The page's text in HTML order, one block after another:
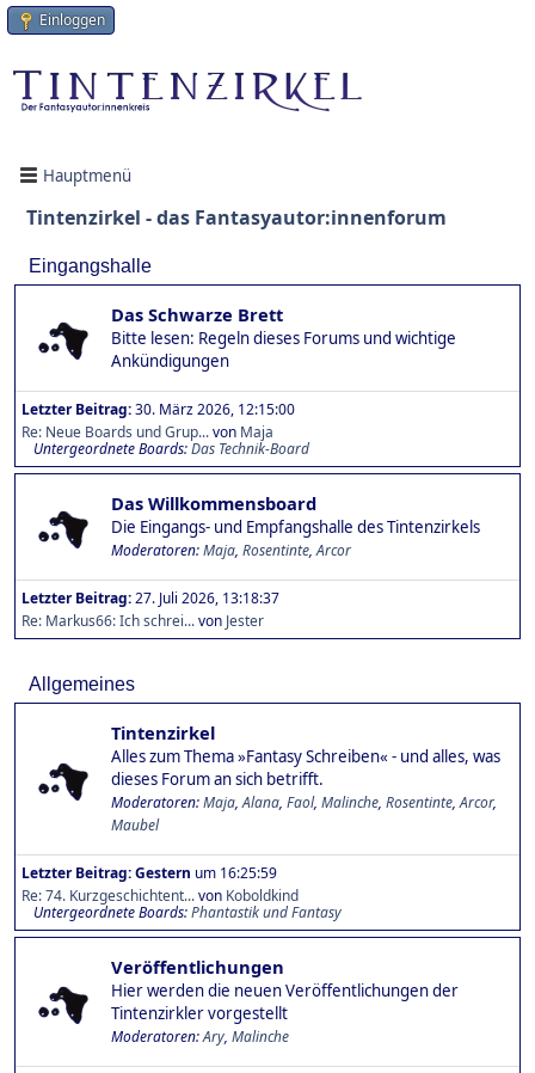
Einloggen
Hauptmenü
Tintenzirkel - das Fantasyautor:innenforum
Eingangshalle
Das Schwarze Brett
Bitte lesen: Regeln dieses Forums und wichtige
Ankündigungen
Letzter Beitrag:30. März 2026, 12:15:00
Re: Neue Boards und Grup...von Maja
Untergeordnete Boards Das Technik-Board
Das Willkommensboard
Die Eingangs- und Empfangshalle des Tintenzirkels
Moderatoren:Maja, Rosentinte,Arcor
Letzter Beitrag:27. Juli 2026, 13:18:37
Re: Markus66: Ich schrei...von Jester
Allgemeines
Tintenzirkel
Alles zum Thema »Fantasy Schreiben« - und alles, was
dieses Forum an sich betrifft.
Moderatoren:Maja,Alana, Faol, Malinche, Rosentinte,Arcor,
Maubel
Letzter Beitrag:Gestern um 16:25:59
Re: 74. Kurzgeschichtent...von Koboldkind
Untergeordnete Boards Phantastik und Fantasy
Veröffentlichungen
Hier werden die neuen Veröffentlichungen der
Tintenzirkler vorgestellt
Moderatoren:Ary, Malinche